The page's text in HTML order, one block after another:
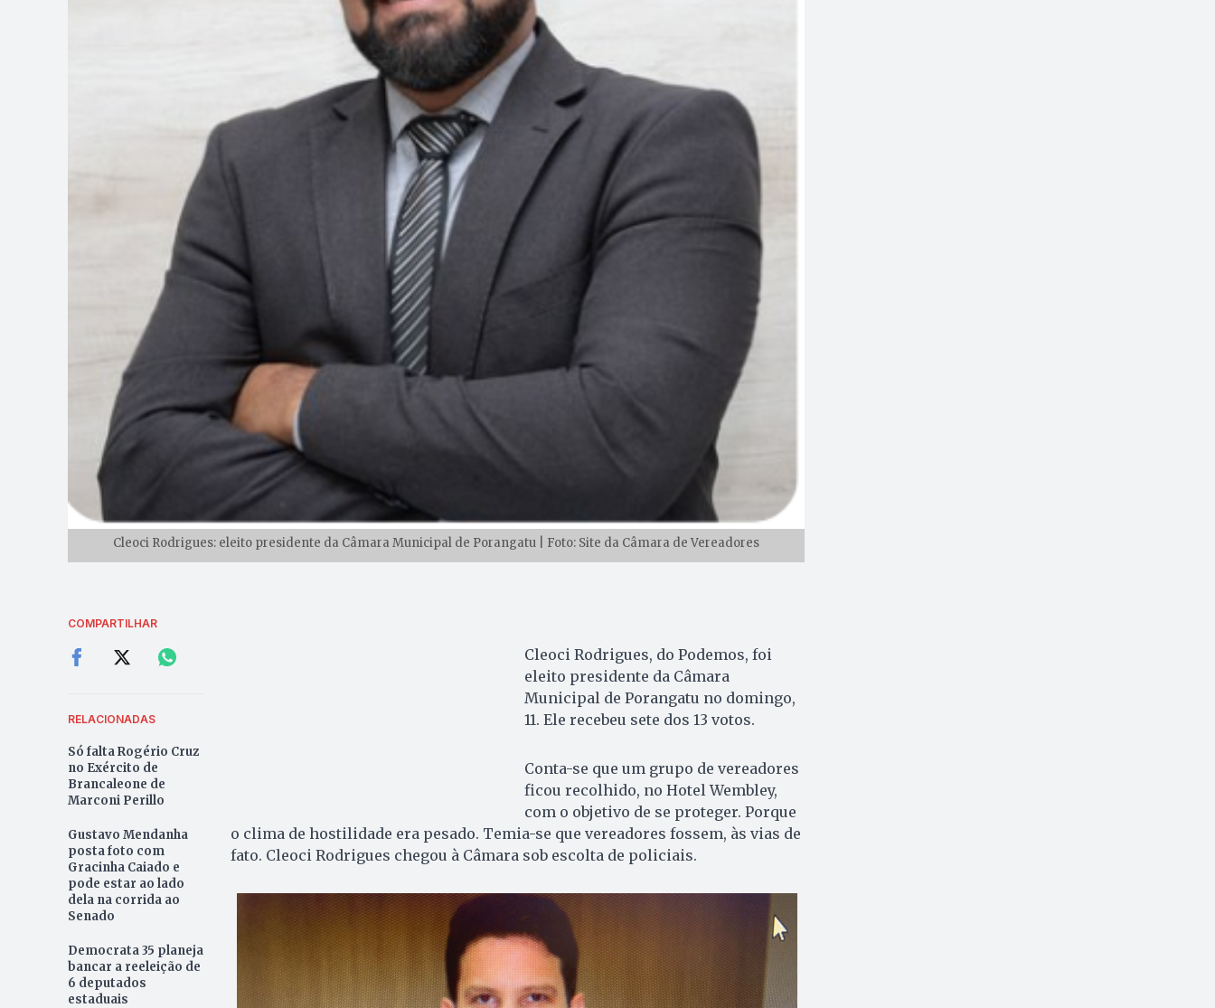
Cleoci Rodrigues: eleito presidente da Câmara Municipal de Porangatu | Foto: Site da Câmara de Vereadores
COMPARTILHAR
RELACIONADAS
Só falta Rogério Cruz
no Exército de
Brancaleone de
Marconi Perillo
Gustavo Mendanha
posta foto com
Gracinha Caiado e
pode estar ao lado
dela na corrida ao
Senado
Democrata 35 planeja
bancar a reeleição de
6 deputados
estaduais
Cleoci Rodrigues, do Podemos, foi
eleito presidente da Câmara
Municipal de Porangatu no domingo,
11. Ele recebeu sete dos 13 votos.
Conta-se que um grupo de vereadores
ficou recolhido, no Hotel Wembley,
com o objetivo de se proteger. Porque
o clima de hostilidade era pesado. Temia-se que vereadores fossem, às vias de
fato. Cleoci Rodrigues chegou à Câmara sob escolta de policiais.